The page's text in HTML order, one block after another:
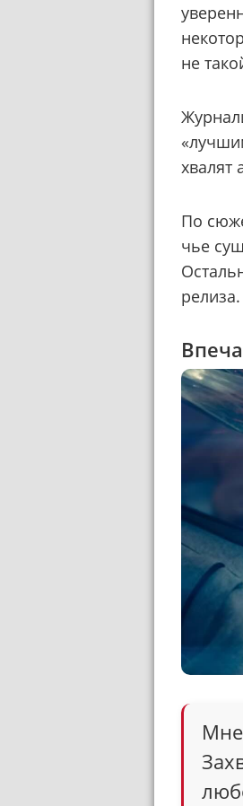
не
хвалят
По
чье
релиза.